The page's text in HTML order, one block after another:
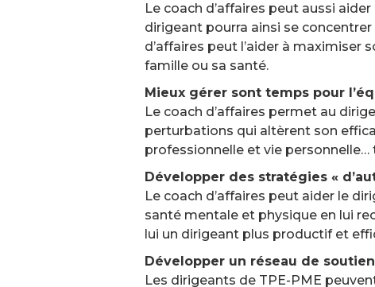
Le coach d’affaires peut aussi
dirigeant pourra ainsi se
d’affaires peut l’aider à maximiser
famille ou sa santé.
Mieux gérer sont temps pour
Le coach d’affaires permet au
perturbations qui altèrent son
professionnelle et vie
Développer des stratégies «
Le coach d’affaires peut aider le
santé mentale et physique en lui
lui un dirigeant plus productif et
Développer un réseau de soutien
Les dirigeants de TPE-PME